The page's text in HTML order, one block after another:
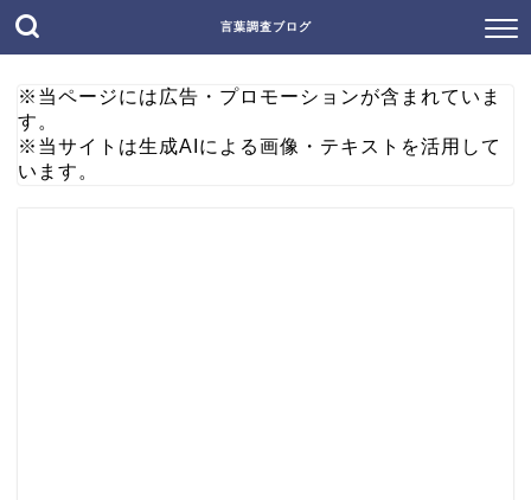
言葉調査ブログ
※当ページには広告・プロモーションが含まれていま
す。
※当サイトは生成AIによる画像・テキストを活用して
います。